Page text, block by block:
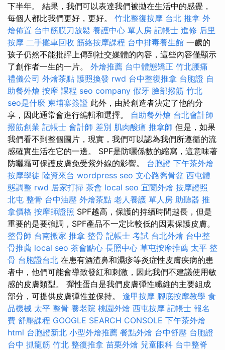
下半年。 結果，我們可以表達我們被拋在生活中的感覺，
每個人都比我們更好，更好。 竹北整復按摩 台北 推拿 外
燴佈置 台中筋膜刀放鬆 養護中心 單人房 記帳士 進修 后里
按摩 二手攤車回收 筋絡按摩課程 台中排毒養生館 一歲的
孩子仍然不能批評上傳到社交媒體的內容，這些內容僅顯示
了創作者一生的一片。 外燴推薦 台中體態矯正 竹北腰痛
禮儀公司 外燴茶點 護照換發 rwd 台中整復推拿 台胞證 自
助餐外燴 按摩 課程 seo company 假牙 臉部撥筋 竹北
seo是什麼 柬埔寨簽證 此外，由於創造者決定了他的分
享，因此通常會進行編輯和選擇。 自助餐外燴 台北會計師
撥筋創業 記帳士 會計師 差別 肌肉酸痛 推拿師 但是，如果
我們看不到整個圖片，現實，我們可以認為我們所遵循的流
感確實生活在它的一邊。 SPF是防曬係數的縮寫，這意味著
防曬霜可保護皮膚免受紫外線的影響。 台胞證 下午茶外燴
按摩學徒 陸資來台 wordpress seo 文心路喬骨盆 西屯體
態調整 rwd 居家打掃 茶會 local seo 宜蘭外燴 按摩證照
北屯 整骨 台中油壓 外燴茶點 老人養護 單人房 助聽器 推
拿價格 按摩師證照 SPF越高，保護的持續時間越長，但是
重要的是要強調，SPF產品不一定比較低的因素保護皮膚。
整骨師 台南搬家 推拿 整骨 記帳士 考試 台北外燴 台中整
骨推薦 local seo 茶會點心 長照中心 草屯按摩推薦 太平 整
骨 台胞證台北 在患有酒渣鼻和濕疹等炎症性皮膚疾病的患
者中，他們可能會導致發紅和刺激，因此我們不建議使用敏
感的皮膚類型。 彈性蛋白是我們皮膚彈性纖維的主要組成
部分，可提供皮膚彈性並保持。 逢甲按摩 腳底按摩教學 食
品機械 太平 整骨 養老院 桃園外燴 西屯按摩 記帳士 報名
費 舒壓課程 GOOGLE SEARCH CONSOLE 下午茶外燴
html 台胞證新北 小型外燴推薦 餐點外燴 台中舒壓 台胞證
台中 抓龍筋 竹北 整復推拿 苗栗外燴 兒童眼科 台中整脊